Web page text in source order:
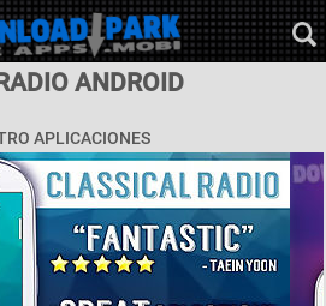
ANDROID
APLICACIONES